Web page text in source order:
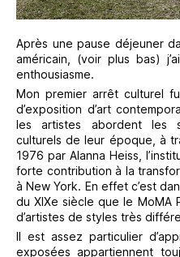
Après une pause déjeuner
américain, (voir plus bas)
enthousiasme.
Mon premier arrêt culturel
d’exposition d’art
les artistes abordent les
culturels de leur époque, à
1976 par Alanna Heiss,
forte contribution à la
à New York. En effet c’est
du XIXe siècle que le MoMA
d’artistes de styles très
Il est assez particulier
exposées appartiennent